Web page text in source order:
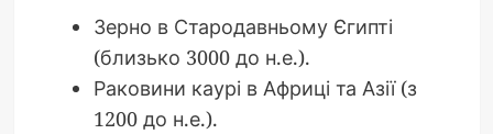
Зерно в Стародавньому Єгипті
(близько 3000 до н.е.).
Раковини каурі в Африці та Азії (з
1200 до н.е.).